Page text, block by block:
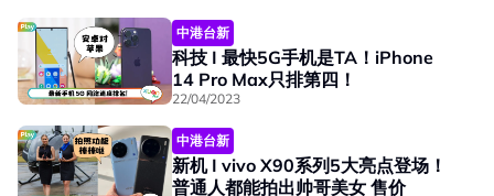
中港台新
科技 I 最快5G手机是TA！iPhone
14 Pro Max只排第四！
22/04/2023
中港台新
新机 I vivo X90系列5大亮点登场！
普通人都能拍出帅哥美女 售价